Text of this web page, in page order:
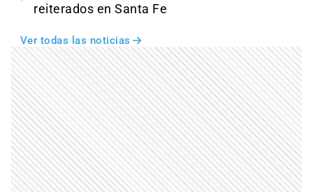
reiterados en Santa Fe
Ver todas las noticias